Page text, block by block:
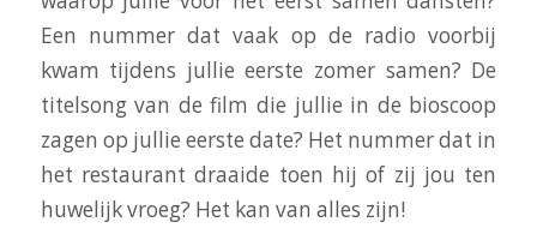
Een nummer dat vaak op de radio voorbij
kwam tijdens jullie eerste zomer samen? De
titelsong van de film die jullie in de bioscoop
zagen op jullie eerste date? Het nummer dat in
het restaurant draaide toen hij of zij jou ten
huwelijk vroeg? Het kan van alles zijn!